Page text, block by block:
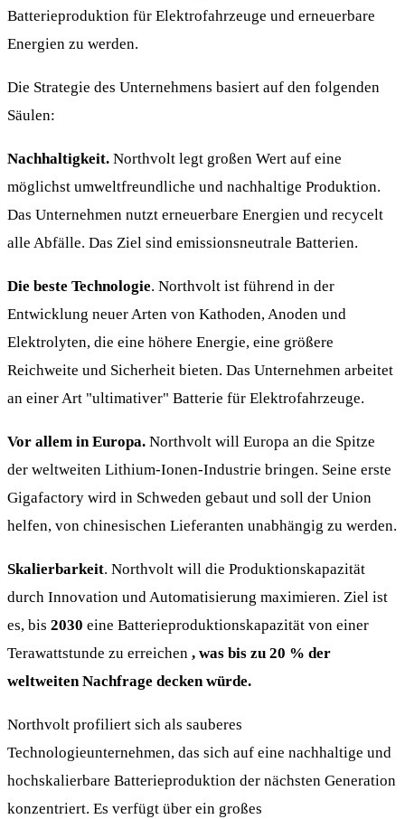
Batterieproduktion für Elektrofahrzeuge und erneuerbare
Energien zu werden.
Die Strategie des Unternehmens basiert auf den folgenden
Säulen:
Nachhaltigkeit. Northvolt legt großen Wert auf eine
möglichst umweltfreundliche und nachhaltige Produktion.
Das Unternehmen nutzt erneuerbare Energien und recycelt
alle Abfälle. Das Ziel sind emissionsneutrale Batterien.
Die beste Technologie. Northvolt ist führend in der
Entwicklung neuer Arten von Kathoden, Anoden und
Elektrolyten, die eine höhere Energie, eine größere
Reichweite und Sicherheit bieten. Das Unternehmen arbeitet
an einer Art "ultimativer" Batterie für Elektrofahrzeuge.
Vor allem in Europa. Northvolt will Europa an die Spitze
der weltweiten Lithium-Ionen-Industrie bringen. Seine erste
Gigafactory wird in Schweden gebaut und soll der Union
helfen, von chinesischen Lieferanten unabhängig zu werden.
Skalierbarkeit. Northvolt will die Produktionskapazität
durch Innovation und Automatisierung maximieren. Ziel ist
es, bis 2030 eine Batterieproduktionskapazität von einer
Terawattstunde zu erreichen , was bis zu 20 % der
weltweiten Nachfrage decken würde.
Northvolt profiliert sich als sauberes
Technologieunternehmen, das sich auf eine nachhaltige und
hochskalierbare Batterieproduktion der nächsten Generation
konzentriert. Es verfügt über ein großes